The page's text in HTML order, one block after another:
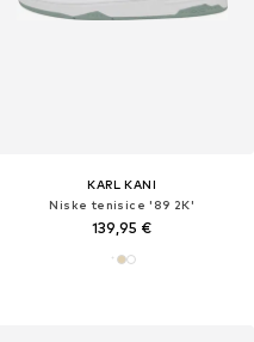
KARL KANI
Niske tenisice '89 2K'
139,95 €